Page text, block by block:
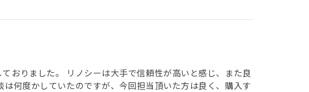
おりました。 リノシーは大手で信頼性が高いと感じ、また良
何度かしていたのですが、今回担当頂いた方は良く、購入す